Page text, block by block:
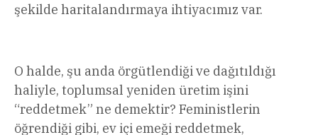
şekilde haritalandırmaya ihtiyacımız var.
O halde, şu anda örgütlendiği ve dağıtıldığı
haliyle, toplumsal yeniden üretim işini
“reddetmek” ne demektir? Feministlerin
öğrendiği gibi, ev içi emeği reddetmek,